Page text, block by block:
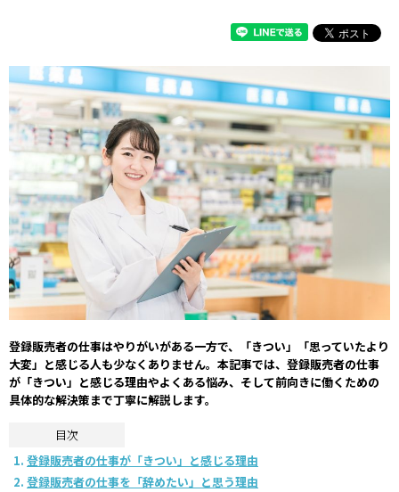
登録販売者の仕事はやりがいがある一方で、「きつい」「思っていたより
大変」と感じる人も少なくありません。本記事では、登録販売者の仕事
が「きつい」と感じる理由やよくある悩み、そして前向きに働くための
具体的な解決策まで丁寧に解説します。
目次
登録販売者の仕事が「きつい」と感じる理由
登録販売者の仕事を「辞めたい」と思う理由